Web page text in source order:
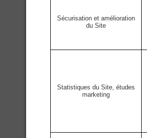
Sécurisation et amélioration
du Site
Statistiques du Site, études
marketing